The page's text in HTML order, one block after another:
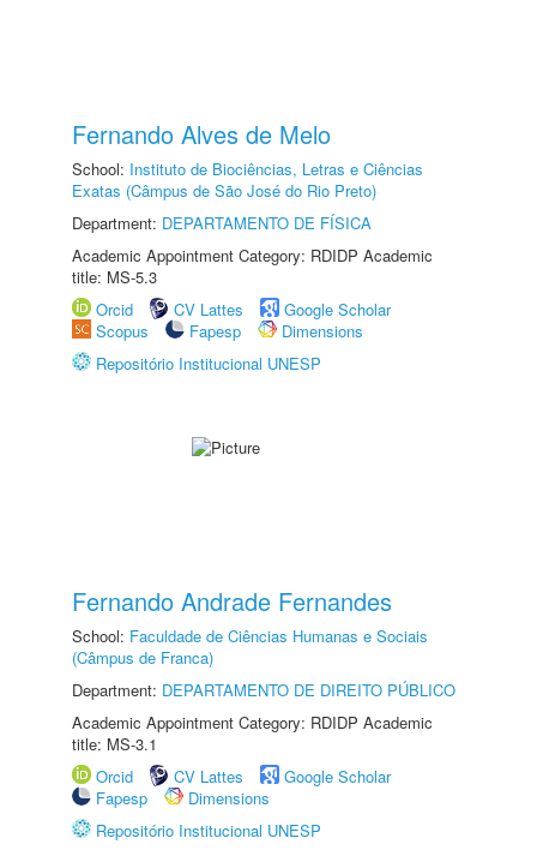
Fernando Alves de Melo
School: Instituto de Biociências, Letras e Ciências
Exatas (Câmpus de São José do Rio Preto)
Department: DEPARTAMENTO DE FÍSICA
Academic Appointment Category: RDIDP Academic
title: MS-5.3
Orcid
CV Lattes
Google Scholar
Scopus
Fapesp
Dimensions
Repositório Institucional UNESP
Fernando Andrade Fernandes
School: Faculdade de Ciências Humanas e Sociais
(Câmpus de Franca)
Department: DEPARTAMENTO DE DIREITO PÚBLICO
Academic Appointment Category: RDIDP Academic
title: MS-3.1
Orcid
CV Lattes
Google Scholar
Fapesp
Dimensions
Repositório Institucional UNESP